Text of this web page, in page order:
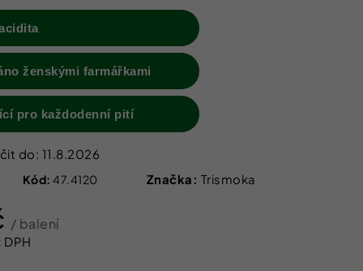
ženskými farmářkami
pro každodenní pití
do: 11.8.2026
Kód: 47.4120 Značka: Trismoka
/ balení